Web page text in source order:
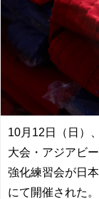
10月12日（日）
大会・アジアビ
強化練習会が日
にて開催された